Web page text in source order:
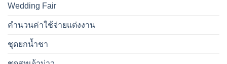
Wedding Fair
คำนวนค่าใช้จ่ายแต่งงาน
ชุดยกน้ำชา